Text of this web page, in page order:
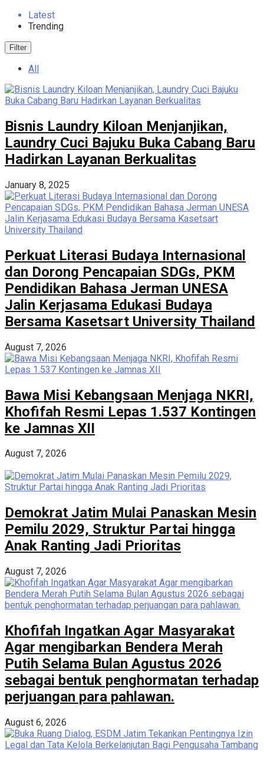
Latest
Trending
Filter
All
Bisnis Laundry Kiloan Menjanjikan,
Laundry Cuci Bajuku Buka Cabang Baru
Hadirkan Layanan Berkualitas
January 8, 2025
Perkuat Literasi Budaya Internasional
dan Dorong Pencapaian SDGs, PKM
Pendidikan Bahasa Jerman UNESA
Jalin Kerjasama Edukasi Budaya
Bersama Kasetsart University Thailand
August 7, 2026
Bawa Misi Kebangsaan Menjaga NKRI,
Khofifah Resmi Lepas 1.537 Kontingen
ke Jamnas XII
August 7, 2026
Demokrat Jatim Mulai Panaskan Mesin
Pemilu 2029, Struktur Partai hingga
Anak Ranting Jadi Prioritas
August 7, 2026
Khofifah Ingatkan Agar Masyarakat
Agar mengibarkan Bendera Merah
Putih Selama Bulan Agustus 2026
sebagai bentuk penghormatan terhadap
perjuangan para pahlawan.
August 6, 2026